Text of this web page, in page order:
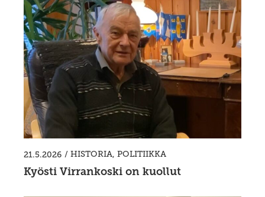
21.5.2026 / HISTORIA, POLITIIKKA
Kyösti Virrankoski on kuollut